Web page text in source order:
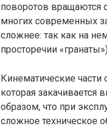
поворотов вращаются
многих современных
сложнее: так как на
просторечии
Кинематические
которая закачивается
образом, что при
сложное техническое